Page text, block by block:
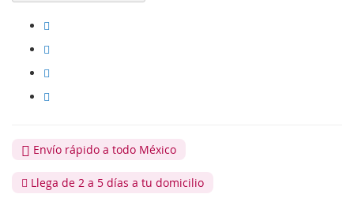
Envío rápido a todo México
Llega de 2 a 5 días a tu domicilio